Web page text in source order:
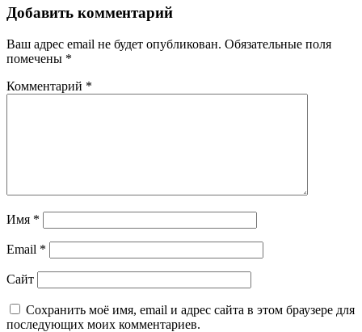
Добавить комментарий
Ваш адрес email не будет опубликован. Обязательные поля
помечены *
Комментарий *
Имя *
Email *
Сайт
Сохранить моё имя, email и адрес сайта в этом браузере для
последующих моих комментариев.